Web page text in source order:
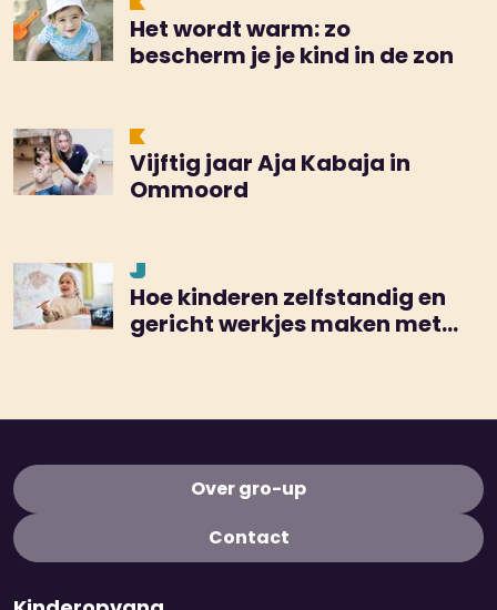
Het wordt warm: zo
bescherm je je kind in de zon
Vijftig jaar Aja Kabaja in
Ommoord
Hoe kinderen zelfstandig en
gericht werkjes maken met
Over gro-up
Contact